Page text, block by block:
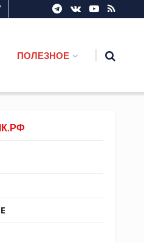
ПОЛЕЗНОЕ